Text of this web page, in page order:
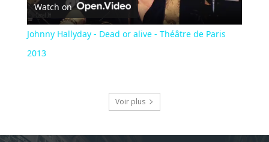
Video
Watch on
Johnny Hallyday - Dead or alive - Théâtre de Paris
2013
Voir plus